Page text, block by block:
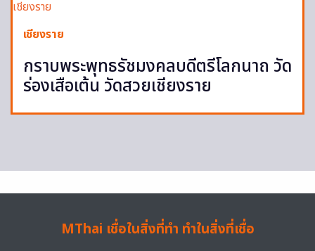
เชียงราย
กราบพระพุทธรัชมงคลบดีตรีโลกนาถ วัด
ร่องเสือเต้น วัดสวยเชียงราย
MThai เชื่อในสิ่งที่ทำ ทำในสิ่งที่เชื่อ